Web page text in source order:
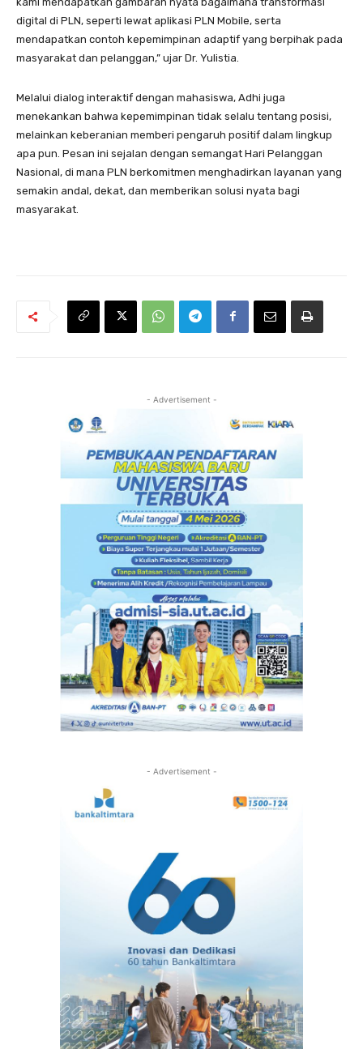
digital di PLN, seperti lewat aplikasi PLN Mobile, serta
mendapatkan contoh kepemimpinan adaptif yang berpihak pada
masyarakat dan pelanggan,” ujar Dr. Yulistia.
Melalui dialog interaktif dengan mahasiswa, Adhi juga
menekankan bahwa kepemimpinan tidak selalu tentang posisi,
melainkan keberanian memberi pengaruh positif dalam lingkup
apa pun. Pesan ini sejalan dengan semangat Hari Pelanggan
Nasional, di mana PLN berkomitmen menghadirkan layanan yang
semakin andal, dekat, dan memberikan solusi nyata bagi
masyarakat.
- Advertisement -
- Advertisement -